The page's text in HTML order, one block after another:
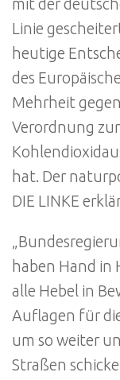
mit der
Linie
heutige
des
Mehrheit
Verordnung
hat. Der
DIE LINKE
haben Hand
alle Hebel in
Auflagen für
um so weiter
Straßen